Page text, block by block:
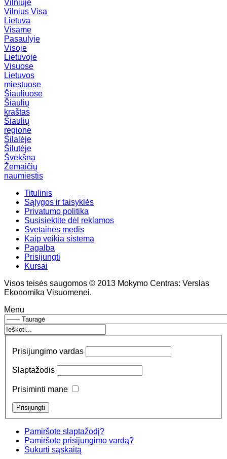
Vilniuje
Vilnius Visa
Lietuva
Visame
Pasaulyje
Visoje
Lietuvoje
Visuose
Lietuvos
miestuose
Šiauliuose
Šiaulių
kraštas
Šiaulių
regione
Šilalėje
Šilutėje
Švėkšna
Žemaičių
naumiestis
Titulinis
Sąlygos ir taisyklės
Privatumo politika
Susisiektite dėl reklamos
Svetainės medis
Kaip veikia sistema
Pagalba
Prisijungti
Kursai
Visos teisės saugomos © 2013 Mokymo Centras: Verslas
Ekonomika Visuomenei.
Menu
Prisijungimo vardas
Slaptažodis
Prisiminti mane
Pamiršote slaptažodį?
Pamiršote prisijungimo vardą?
Sukurti sąskaitą